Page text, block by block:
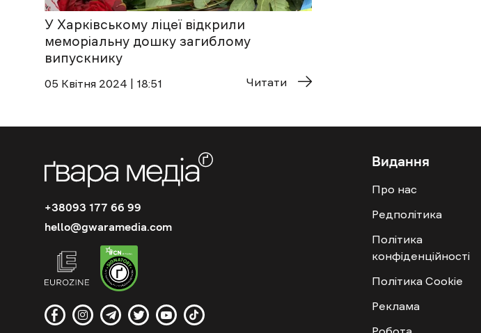
У Харківському ліцеї відкрили
меморіальну дошку загиблому
випускнику
05 Квітня 2024 | 18:51 Читати
+38093 177 66 99
hello@gwaramedia.com
Видання
Про нас
Редполітика
Політика
конфіденційності
Політика Cookie
Реклама